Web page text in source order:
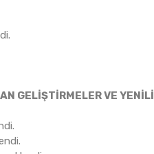
GELİŞTİRMELER VE